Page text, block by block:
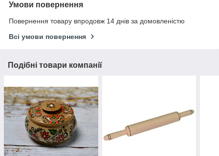
Умови повернення
Повернення товару впродовж 14 днів за домовленістю
Всі умови повернення
Подібні товари компанії